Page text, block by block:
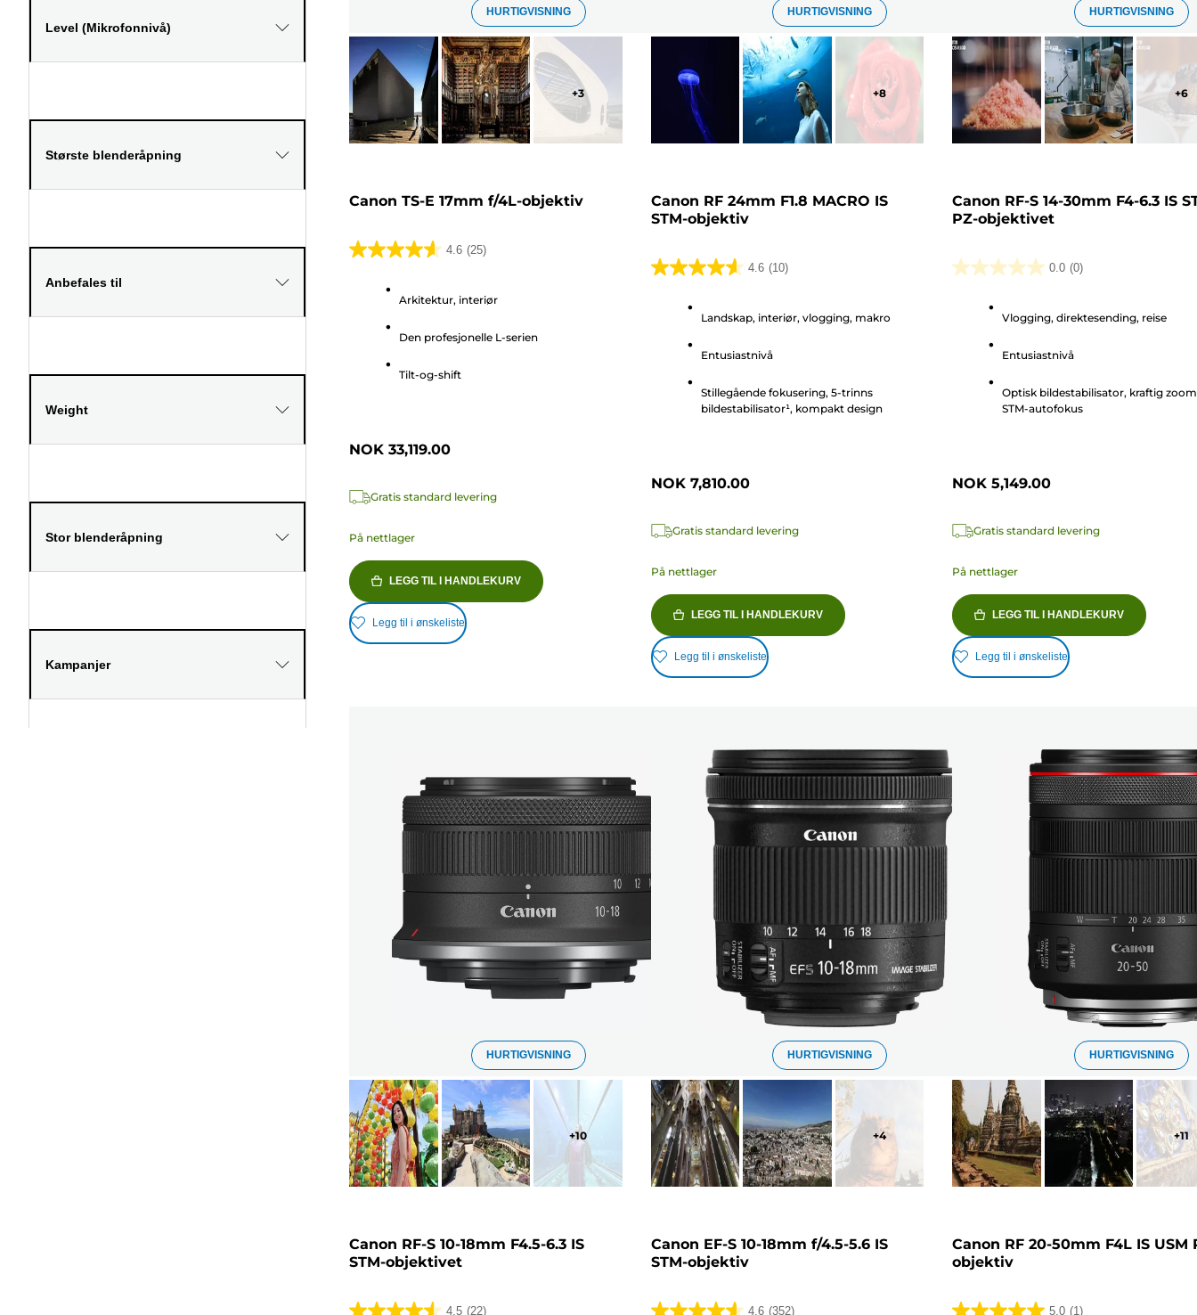
Level (Mikrofonnivå)
Største blenderåpning
Anbefales til
Weight
Stor blenderåpning
Kampanjer
HURTIGVISNING
+3
Canon TS-E 17mm f/4L-objektiv
4.6 (25)
4.6
stjerner.
omtaler
Arkitektur, interiør
Den profesjonelle L-serien
Tilt-og-shift
NOK 33,119.00
Gratis standard levering
På nettlager
LEGG TIL I HANDLEKURV
Legg til i ønskeliste
HURTIGVISNING
+8
Canon RF 24mm F1.8 MACRO IS
STM-objektiv
4.6 (10)
4.6
stjerner.
omtaler
Landskap, interiør, vlogging, makro
Entusiastnivå
Stillegående fokusering, 5-trinns
bildestabilisator¹, kompakt design
NOK 7,810.00
Gratis standard levering
På nettlager
LEGG TIL I HANDLEKURV
Legg til i ønskeliste
HURTIGVISNING
+6
Canon RF-S 14-30mm F4-6.3 IS
PZ-objektivet
0.0 (0)
0.0
stjerner.
Vlogging, direktesending, reise
Entusiastnivå
Optisk bildestabilisator, kraftig
STM-autofokus
NOK 5,149.00
Gratis standard levering
På nettlager
LEGG TIL I HANDLEKURV
Legg til i ønskeliste
HURTIGVISNING
+10
Canon RF-S 10-18mm F4.5-6.3 IS
STM-objektivet
4.5 (22)
HURTIGVISNING
+4
Canon EF-S 10-18mm f/4.5-5.6 IS
STM-objektiv
4.6 (352)
HURTIGVISNING
+11
Canon RF 20-50mm F4L IS USM
objektiv
5.0 (1)